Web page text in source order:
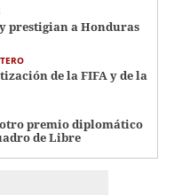
prestigian a Honduras
de la FIFA y de la
otro premio diplomático
de Libre